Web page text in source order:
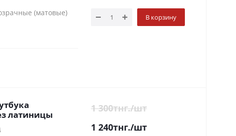
(матовые)
В корзину
латиницы
1 300тнг./шт
1 240тнг./шт